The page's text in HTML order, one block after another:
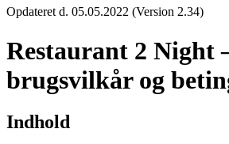
Opdateret d. 05.05.2022 (Version 2.34)
Restaurant 2 Night
brugsvilkår og
Indhold